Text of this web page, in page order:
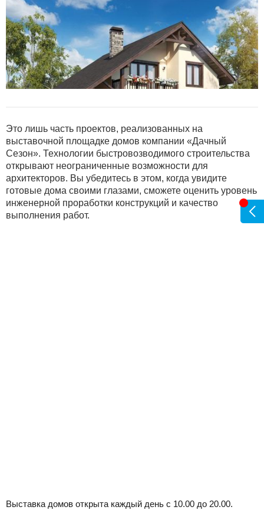
Это лишь часть проектов, реализованных на
выставочной площадке домов компании «Дачный
Сезон». Технологии быстровозводимого строительства
открывают неограниченные возможности для
архитекторов. Вы убедитесь в этом, когда увидите
готовые дома своими глазами, сможете оценить уровень
инженерной проработки конструкций и качество
выполнения работ.
Выставка домов открыта каждый день с 10.00 до 20.00.